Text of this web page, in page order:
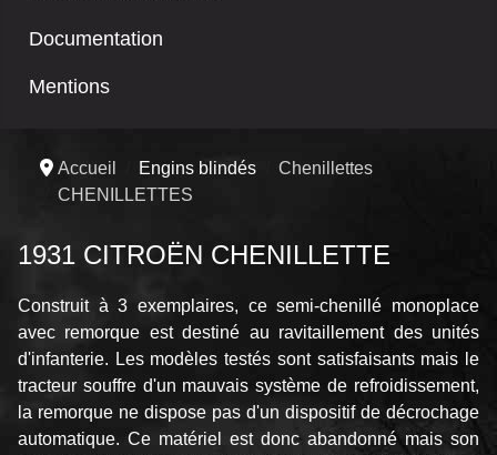
Documentation
Mentions
Accueil Engins blindés
Chenillettes
CHENILLETTES
1931 CITROËN CHENILLETTE
Construit à 3 exemplaires, ce semi-chenillé monoplace
avec remorque est destiné au ravitaillement des unités
d'infanterie. Les modèles testés sont satisfaisants mais le
tracteur souffre d'un mauvais système de refroidissement,
la remorque ne dispose pas d'un dispositif de décrochage
automatique. Ce matériel est donc abandonné mais son